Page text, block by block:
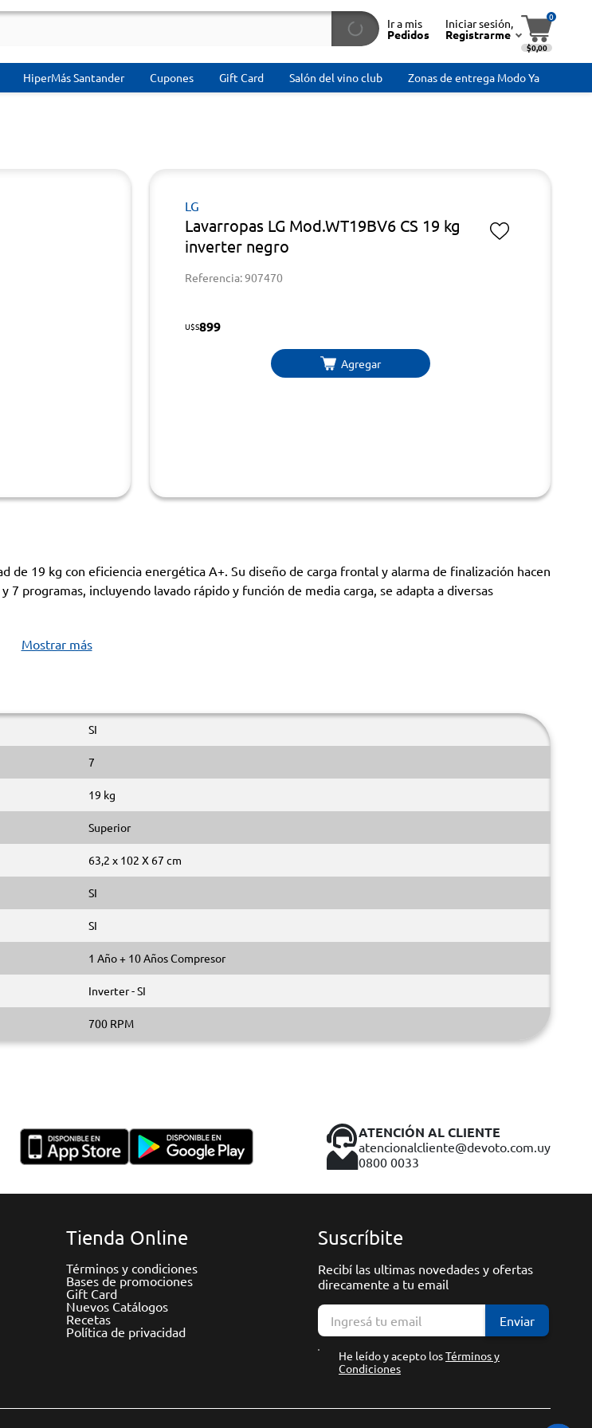
Ir a mis
Pedidos
Iniciar sesión,
Registrarme
0
$0,00
HiperMás Santander Cupones Gift Card Salón del vino club Zonas de entrega Modo Ya
LG
Lavarropas LG Mod.WT19BV6 CS 19 kg
inverter negro
Referencia: 907470
U$S899
Agregar
de 19 kg con eficiencia energética A+. Su diseño de carga frontal y alarma de finalización hacen
programas, incluyendo lavado rápido y función de media carga, se adapta a diversas
Mostrar más
SI
7
19 kg
Superior
63,2 x 102 X 67 cm
SI
SI
1 Año + 10 Años Compresor
Inverter - SI
700 RPM
ATENCIÓN AL CLIENTE
atencionalcliente@devoto.com.uy
0800 0033
Tienda Online
Términos y condiciones
Bases de promociones
Gift Card
Nuevos Catálogos
Recetas
Política de privacidad
Suscríbite
Recibí las ultimas novedades y ofertas
direcamente a tu email
Enviar
He leído y acepto losTérminos y
Condiciones